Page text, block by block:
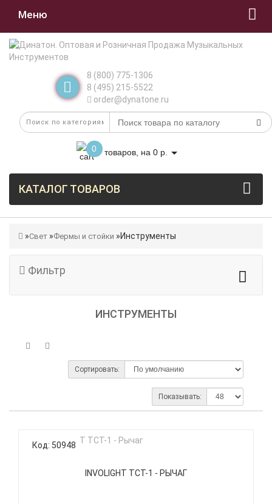
Меню
8 (800) 775-1306
8 (495) 215-5522
order@dynatone.ru
0 товаров, на 0 р.
КАТАЛОГ ТОВАРОВ
Свет Фермы и стойки Инструменты
Фильтр
ИНСТРУМЕНТЫ
Сортировать:
Показывать:
Код: 50948
INVOLIGHT TCT-1 - РЫЧАГ